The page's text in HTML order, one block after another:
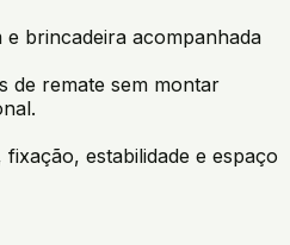
e brincadeira acompanhada
de remate sem montar
estabilidade e espaço